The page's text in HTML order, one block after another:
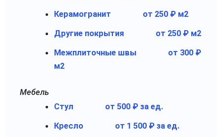
Керамогранит от 250 ₽ м2
Другие покрытия от 250 ₽ м2
Межплиточные швы
от 300 ₽
м2
Мебель
Стул
от 500 ₽ за ед.
Кресло от 1 500 ₽ за ед.